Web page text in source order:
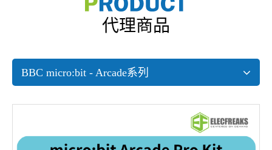
代理商品
BBC micro:bit - Arcade系列